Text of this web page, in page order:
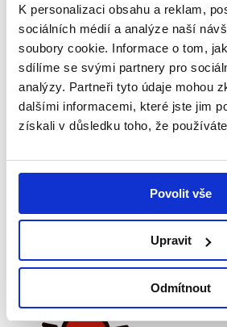
K personalizaci obsahu a reklam,
sociálních médií a analýze naší
soubory cookie. Informace o tom,
sdílíme se svými partnery pro
analýzy. Partneři tyto údaje mohou
dalšími informacemi, které jste jim
získali v důsledku toho, že
Povolit vše
Upravit
Odmítnout
0
Novinky